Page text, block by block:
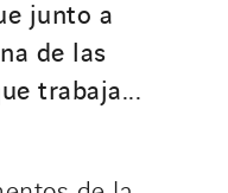
junto a
de las
trabaja...